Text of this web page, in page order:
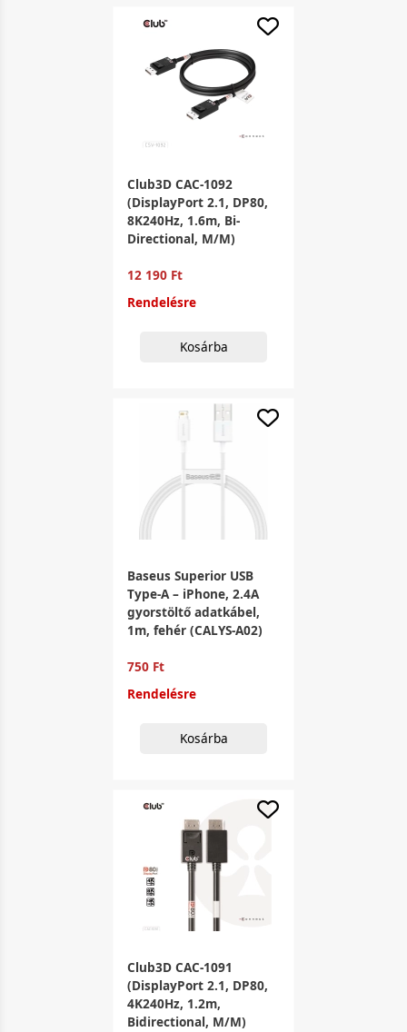
Club3D CAC-1092
(DisplayPort 2.1, DP80,
8K240Hz, 1.6m, Bi-
Directional, M/M)
12 190 Ft
Rendelésre
Kosárba
Baseus Superior USB
Type-A – iPhone, 2.4A
gyorstöltő adatkábel,
1m, fehér (CALYS-A02)
750 Ft
Rendelésre
Kosárba
Club3D CAC-1091
(DisplayPort 2.1, DP80,
4K240Hz, 1.2m,
Bidirectional, M/M)